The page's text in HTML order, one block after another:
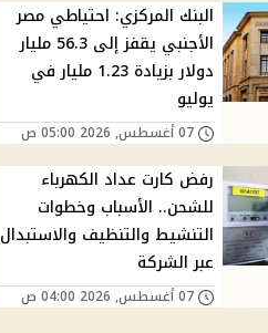
البنك المركزي: احتياطي مصر
الأجنبي يقفز إلى 56.3 مليار
دولار بزيادة 1.23 مليار في
يوليو
07 أغسطس, 2026 05:00 ص
رفض كارت عداد الكهرباء
للشحن.. الأسباب وخطوات
التنشيط والتنظيف والاستبدال
عبر الشركة
07 أغسطس, 2026 04:00 ص